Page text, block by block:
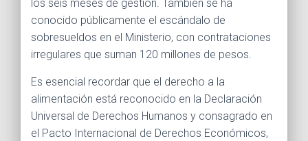
los seis meses de gestión. También se ha
conocido públicamente el escándalo de
sobresueldos en el Ministerio, con contrataciones
irregulares que suman 120 millones de pesos.
Es esencial recordar que el derecho a la
alimentación está reconocido en la Declaración
Universal de Derechos Humanos y consagrado en
el Pacto Internacional de Derechos Económicos,